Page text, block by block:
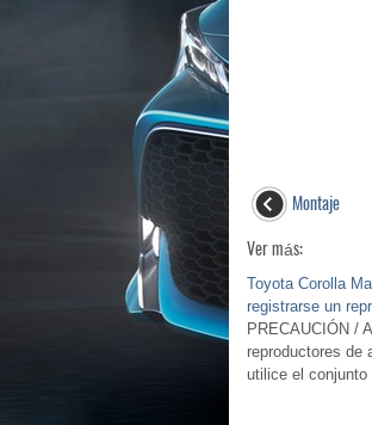
Montaje
Ver más:
Toyota Corolla
registrarse un
PRECAUCIÓN /
reproductores de
utilice el